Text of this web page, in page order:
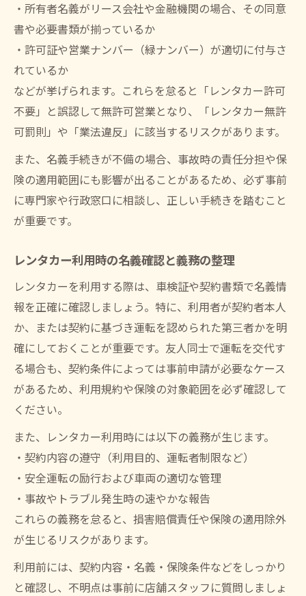
・所有者名義がリース会社や金融機関の場合、その同意
書や必要書類が揃っているか
・許可証や営業ナンバー（緑ナンバー）が適切に付与さ
れているか
などが挙げられます。これらを怠ると「レンタカー許可
不要」と誤認して無許可営業となり、「レンタカー無許
可罰則」や「業法違反」に該当するリスクがあります。
また、名義手続きが不備の場合、事故時の責任分担や保
険の適用範囲にも影響が出ることがあるため、必ず事前
に専門家や行政窓口に相談し、正しい手続きを踏むこと
が重要です。
レンタカー利用時の名義確認と義務の整理
レンタカーを利用する際は、車検証や契約書類で名義情
報を正確に確認しましょう。特に、利用者が契約者本人
か、または契約に基づき運転を認められた第三者かを明
確にしておくことが重要です。友人同士で運転を交代す
る場合も、契約条件によっては事前申請が必要なケース
があるため、利用規約や保険の対象範囲を必ず確認して
ください。
また、レンタカー利用時には以下の義務が生じます。
・契約内容の遵守（利用目的、運転者制限など）
・安全運転の励行および車両の適切な管理
・事故やトラブル発生時の速やかな報告
これらの義務を怠ると、損害賠償責任や保険の適用除外
が生じるリスクがあります。
利用前には、契約内容・名義・保険条件などをしっかり
と確認し、不明点は事前に店舗スタッフに質問しましょ